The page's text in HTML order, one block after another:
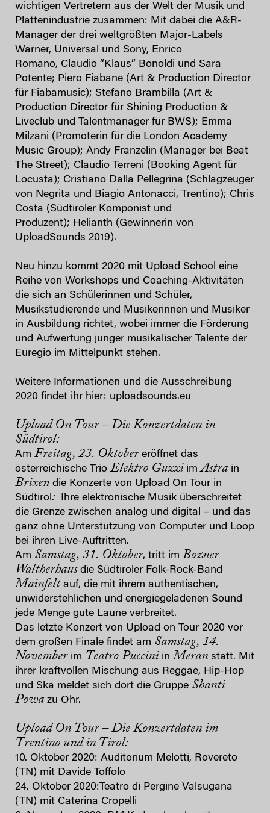
wichtigen Vertretern aus der Welt der Musik und
Plattenindustrie zusammen: Mit dabei die A&R-
Manager der drei weltgrößten Major-Labels
Warner, Universal und Sony, Enrico
Romano, Claudio “Klaus” Bonoldi und Sara
Potente; Piero Fiabane (Art & Production Director
für Fiabamusic); Stefano Brambilla (Art &
Production Director für Shining Production &
Liveclub und Talentmanager für BWS); Emma
Milzani (Promoterin für die London Academy
Music Group); Andy Franzelin (Manager bei Beat
The Street); Claudio Terreni (Booking Agent für
Locusta); Cristiano Dalla Pellegrina (Schlagzeuger
von Negrita und Biagio Antonacci, Trentino); Chris
Costa (Südtiroler Komponist und
Produzent); Helianth (Gewinnerin von
UploadSounds 2019).
Neu hinzu kommt 2020 mit Upload School eine
Reihe von Workshops und Coaching-Aktivitäten
die sich an Schülerinnen und Schüler,
Musikstudierende und Musikerinnen und Musiker
in Ausbildung richtet, wobei immer die Förderung
und Aufwertung junger musikalischer Talente der
Euregio im Mittelpunkt stehen.
Weitere Informationen und die Ausschreibung
2020 findet ihr hier: uploadsounds.eu
Upload On Tour – Die Konzertdaten in
Südtirol:
Am Freitag, 23. Oktobereröffnet das
österreichische Trio Elektro Guzzi imAstra in
Brixen die Konzerte von Upload On Tour in
Südtirol: Ihre elektronische Musik überschreitet
die Grenze zwischen analog und digital – und das
ganz ohne Unterstützung von Computer und Loop
bei ihren Live-Auftritten.
Am Samstag, 31. Oktober, tritt im Bozner
Waltherhausdie Südtiroler Folk-Rock-Band
Mainfeltauf, die mit ihrem authentischen,
unwiderstehlichen und energiegeladenen Sound
jede Menge gute Laune verbreitet.
Das letzte Konzert von Upload on Tour 2020 vor
dem großen Finale findet am Samstag, 14.
Novemberim Teatro Puccini in Meran statt. Mit
ihrer kraftvollen Mischung aus Reggae, Hip-Hop
und Ska meldet sich dort die Gruppe Shanti
Powa zu Ohr.
Upload On Tour – Die Konzertdaten im
Trentino und in Tirol:
10. Oktober 2020: Auditorium Melotti, Rovereto
(TN) mit Davide Toffolo
​24. Oktober 2020​:​Teatro di Pergine Valsugana
(TN) mit Caterina Cropelli​